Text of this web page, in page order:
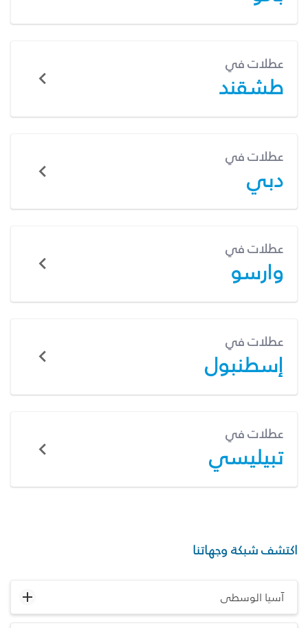
عطلات في
طشقند
عطلات في
دبي
عطلات في
وارسو
عطلات في
إسطنبول
عطلات في
تبيليسي
اكتشف شبكة وجهاتنا
آسيا الوسطى